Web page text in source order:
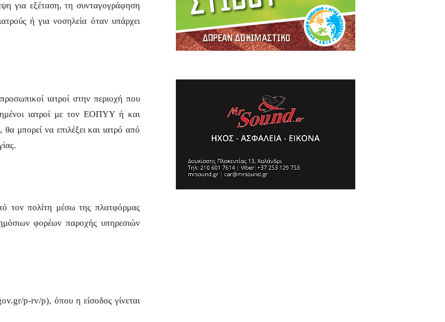
για εξέταση, τη συνταγογράφηση
ή για νοσηλεία όταν υπάρχει
ιατροί στην περιοχή που
ιατροί με τον ΕΟΠΥΥ ή και
θα μπορεί να επιλέξει και ιατρό από
τον πολίτη μέσω της πλατφόρμας
φορέων παροχής υπηρεσιών
p-rv/p), όπου η είσοδος γίνεται